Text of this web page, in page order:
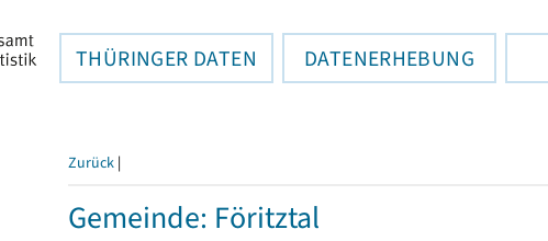
THÜRINGER DATEN DATENERHEBUNG
Zurück |
Gemeinde: Föritztal